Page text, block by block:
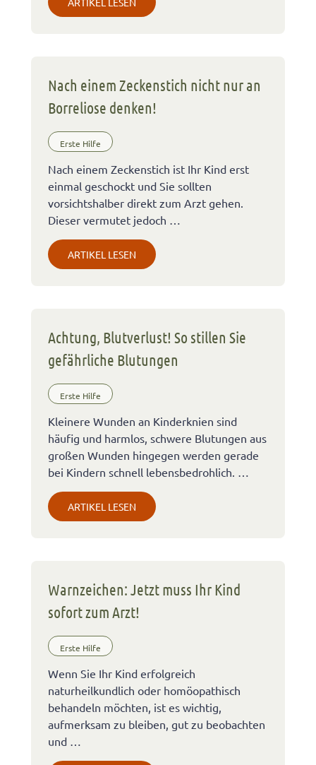
Nach einem Zeckenstich nicht nur an
Borreliose denken!
Erste Hilfe
Nach einem Zeckenstich ist Ihr Kind erst
einmal geschockt und Sie sollten
vorsichtshalber direkt zum Arzt gehen.
Dieser vermutet jedoch …
ARTIKEL LESEN
Achtung, Blutverlust! So stillen Sie
gefährliche Blutungen
Erste Hilfe
Kleinere Wunden an Kinderknien sind
häufig und harmlos, schwere Blutungen aus
großen Wunden hingegen werden gerade
bei Kindern schnell lebensbedrohlich. …
ARTIKEL LESEN
Warnzeichen: Jetzt muss Ihr Kind
sofort zum Arzt!
Erste Hilfe
Wenn Sie Ihr Kind erfolgreich
naturheilkundlich oder homöopathisch
behandeln möchten, ist es wichtig,
aufmerksam zu bleiben, gut zu beobachten
und …